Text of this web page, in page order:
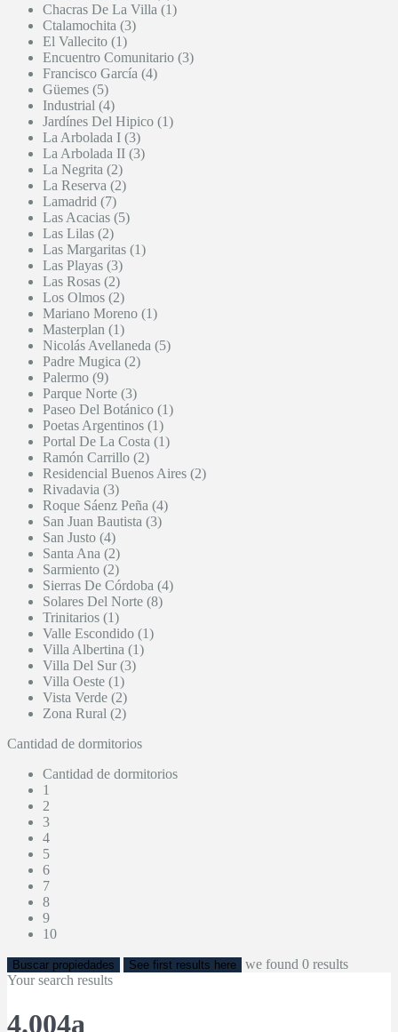
Chacras De La Villa (1)
Ctalamochita (3)
El Vallecito (1)
Encuentro Comunitario (3)
Francisco García (4)
Güemes (5)
Industrial (4)
Jardínes Del Hipico (1)
La Arbolada I (3)
La Arbolada II (3)
La Negrita (2)
La Reserva (2)
Lamadrid (7)
Las Acacias (5)
Las Lilas (2)
Las Margaritas (1)
Las Playas (3)
Las Rosas (2)
Los Olmos (2)
Mariano Moreno (1)
Masterplan (1)
Nicolás Avellaneda (5)
Padre Mugica (2)
Palermo (9)
Parque Norte (3)
Paseo Del Botánico (1)
Poetas Argentinos (1)
Portal De La Costa (1)
Ramón Carrillo (2)
Residencial Buenos Aires (2)
Rivadavia (3)
Roque Sáenz Peña (4)
San Juan Bautista (3)
San Justo (4)
Santa Ana (2)
Sarmiento (2)
Sierras De Córdoba (4)
Solares Del Norte (8)
Trinitarios (1)
Valle Escondido (1)
Villa Albertina (1)
Villa Del Sur (3)
Villa Oeste (1)
Vista Verde (2)
Zona Rural (2)
Cantidad de dormitorios
Cantidad de dormitorios
1
2
3
4
5
6
7
8
9
10
Buscar propiedades See first results here we found 0 results
Your search results
4.004a